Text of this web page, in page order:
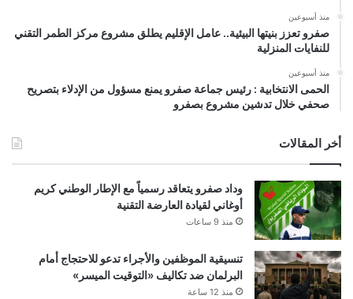
منذ أسبوعين
صفرو تعزز بنيتها البيئية.. عامل الإقليم يطلق مشروع مركز الطمر التقني
للنفايات المنزلية
منذ أسبوعين
الحمى الانتخابية : رئيس جماعة صفرو يمنع مسؤول من الإدلاء بتصريح
صحفي خلال تدشين مشروع بصفرو
أخر المقالات
وداد صفرو يتعاقد رسمياً مع الإطار الوطني كريم
أوغاني لقيادة العارضة التقنية
منذ 9 ساعات
تنسيقية الموظفين والأجراء تدعو للاحتجاج أمام
البرلمان ضد تكاليف «التوقيت الميسر»
منذ 12 ساعة